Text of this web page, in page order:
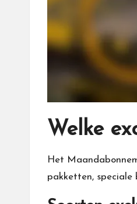
Welke
Het
pakketten, speciale